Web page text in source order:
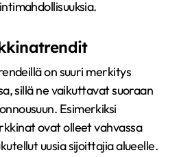
on suuri merkitys
sillä ne vaikuttavat suoraan
Esimerkiksi
ovat olleet vahvassa
uusia sijoittajia alueelle.